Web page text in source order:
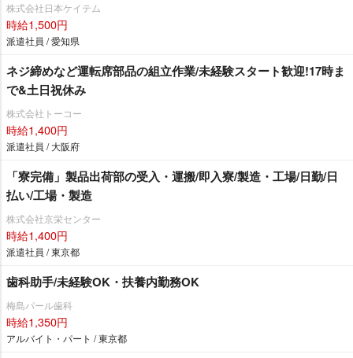
株式会社日本ケイテム
時給1,500円
派遣社員 / 愛知県
ネジ締めなど運転席部品の組立作業/未経験スタート歓迎!17時ま
で&土日祝休み
株式会社トーコー
時給1,400円
派遣社員 / 大阪府
「寮完備」製品出荷部の受入・運搬/即入寮/製造・工場/日勤/日
払い/工場・製造
株式会社京栄センター
時給1,400円
派遣社員 / 東京都
歯科助手/未経験OK・扶養内勤務OK
梅島パール歯科
時給1,350円
アルバイト・パート / 東京都